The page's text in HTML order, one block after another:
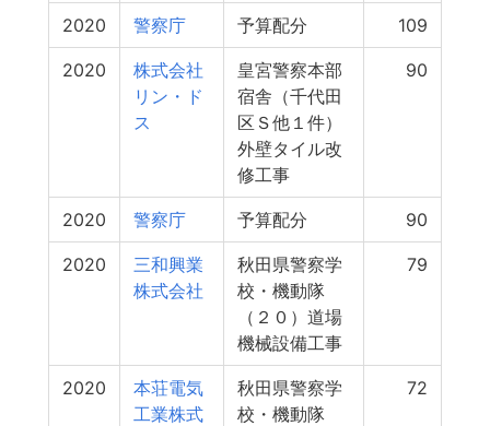
2020 警察庁 予算配分 109
2020
株式会社
リン・ド
ス
皇宮警察本部
宿舎（千代田
区Ｓ他１件）
外壁タイル改
修工事
90
2020 警察庁 予算配分 90
2020
三和興業
株式会社
秋田県警察学
校・機動隊
（２０）道場
機械設備工事
79
2020
本荘電気
工業株式
秋田県警察学
校・機動隊
72